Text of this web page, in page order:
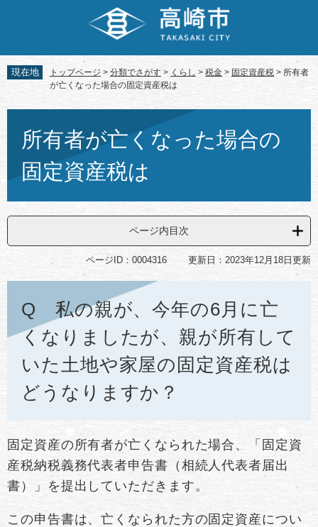
先
頭
す。
を
飛
し
現在地 トップページ > 分類でさがす > くらし > 税金 > 固定資産税 > 所有者
が亡くなった場合の固定資産税は
所有者が亡くなった場合の
固定資産税は
ページ内目次
ページID：0004316 更新日：2023年12月18日更新
Q 私の親が、今年の6月に亡
くなりましたが、親が所有して
いた土地や家屋の固定資産税は
どうなりますか？
固定資産の所有者が亡くなられた場合、「固定資
産税納税義務代表者申告書（相続人代表者届出
書）」を提出していただきます。
この申告書は、亡くなられた方の固定資産につい